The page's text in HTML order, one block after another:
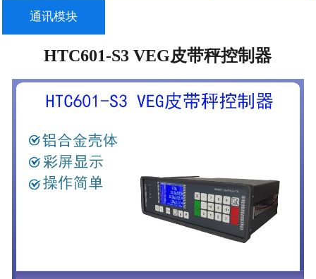
通讯模块
HTC601-S3 VEG皮带秤控制器